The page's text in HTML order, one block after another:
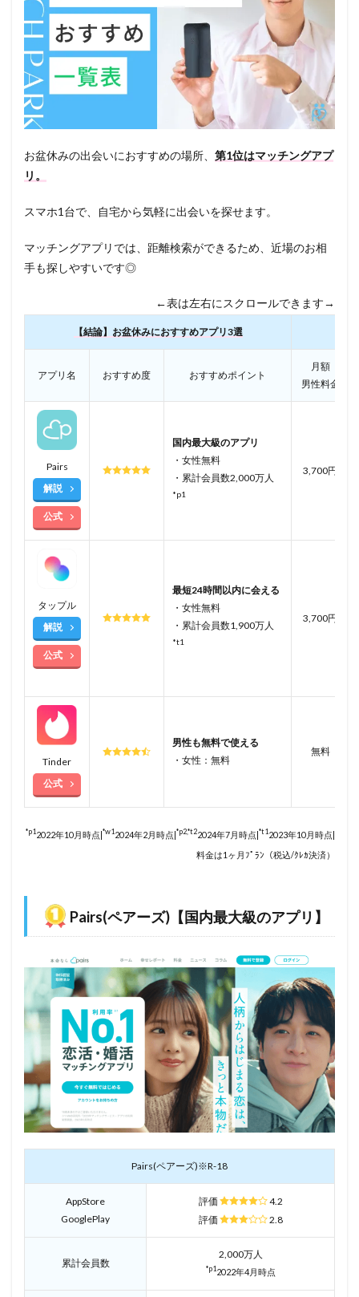
お盆休みの出会いにおすすめの場所、 第1位はマッチングアプ
リ。
スマホ1台で、自宅から気軽に出会いを探せます。
マッチングアプリでは、距離検索ができるため、近場のお相
手も探しやすいです◎
←表は左右にスクロールできます→
【結論】お盆休みにおすすめアプリ3選
アプリ名 おすすめ度 おすすめポイント
月額
男性料金
Pairs
解説
公式
国内最大級のアプリ
・女性無料
・累計会員数2,000万人
*p1
3,700円
タップル
解説
公式
最短24時間以内に会える
・女性無料
・累計会員数1,900万人
*t1
3,700円
Tinder
公式
男性も無料で使える
・女性：無料
無料
*p12022年10月時点|*w12024年2月時点|*p2,*t22024年7月時点|*t12023年10月時点|
料金は1ヶ月ﾌﾟﾗﾝ（税込/ｸﾚｶ決済）
Pairs(ペアーズ)【国内最大級のアプリ】
Pairs(ペアーズ)※R-18
AppStore
GooglePlay
評価
4.2
評価
2.8
累計会員数
2,000万人
*p12022年4月時点